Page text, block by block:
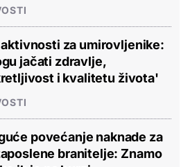
za umirovljenike:
jačati zdravlje,
i kvalitetu života'
povećanje naknade za
branitelje: Znamo